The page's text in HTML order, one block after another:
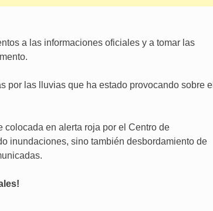
a las informaciones oficiales y a tomar las
por las lluvias que ha estado provocando sobre el
colocada en alerta roja por el Centro de
inundaciones, sino también desbordamiento de